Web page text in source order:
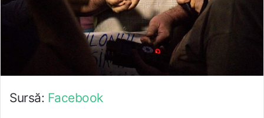
Sursă: Facebook